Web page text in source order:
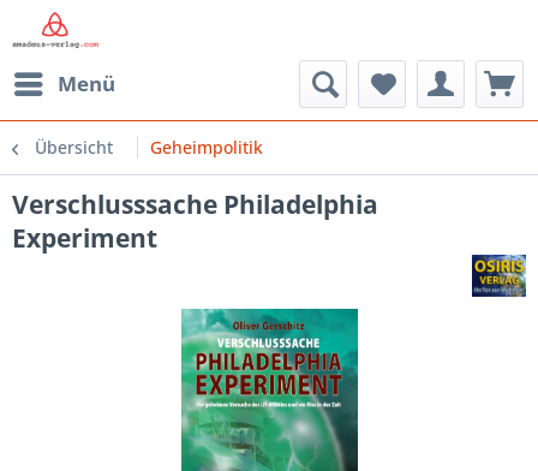
Menü
Übersicht Geheimpolitik
Verschlusssache Philadelphia
Experiment